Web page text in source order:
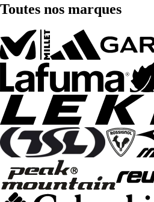
Toutes nos marques